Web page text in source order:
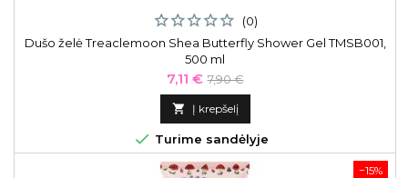
(0)
Dušo želė Treaclemoon Shea Butterfly Shower Gel TMSB001,
500 ml
Kaina
7,11 € Bazinė
kaina
7,90 €
 Į krepšelį
 Turime sandėlyje
−15%